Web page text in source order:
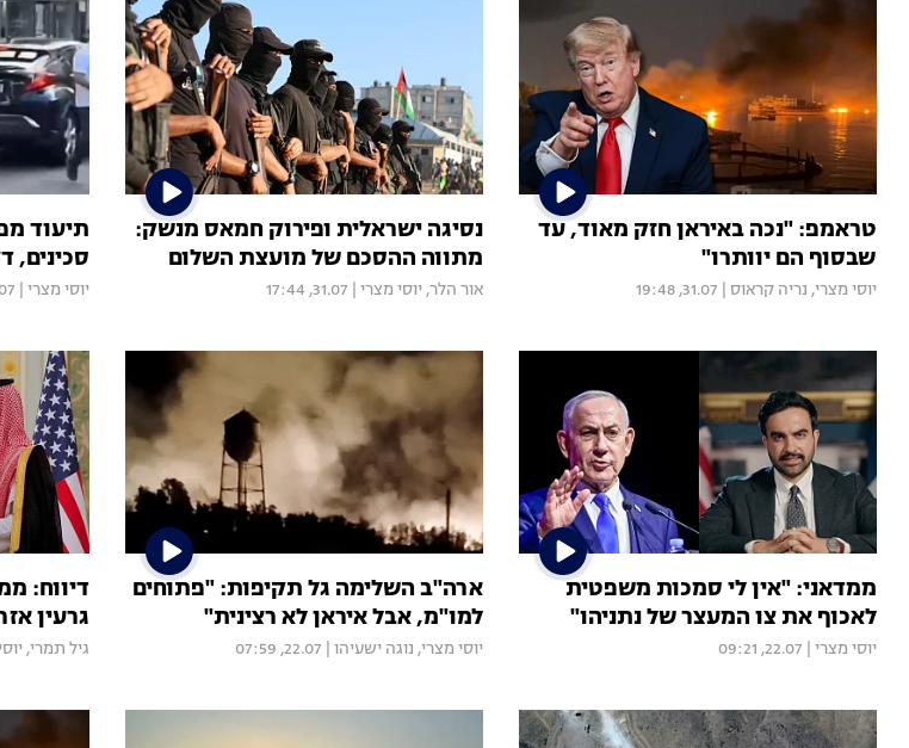
טראמפ: "נכה באיראן חזק מאוד, עד
שבסוף הם יוותרו"
יוסי מצרי, נריה קראוס 31.07, 19:48
נסיגה ישראלית ופירוק חמאס מנשק:
מתווה ההסכם של מועצת השלום
אור הלר, יוסי מצרי 31.07, 17:44
תיעוד
סכינים,
יוסי מצרי
ממדאני: "אין לי סמכות משפטית
לאכוף את צו המעצר של נתניהו"
יוסי מצרי 22.07, 09:21
ארה"ב השלימה גל תקיפות: "פתוחים
למו"מ, אבל איראן לא רצינית"
יוסי מצרי, נוגה ישעיהו 22.07, 07:59
דיווח:
גרעין
גיל תמרי,